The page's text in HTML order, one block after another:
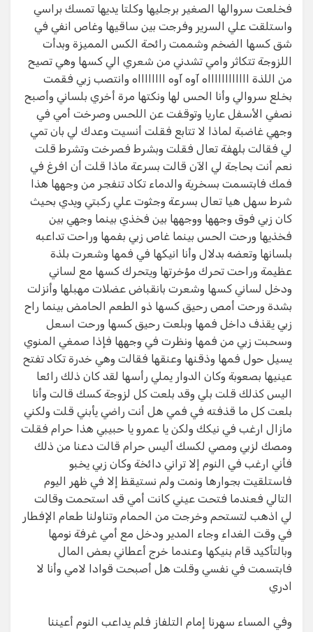
فخلعت سروالها الصغير برجليها وكلتا يديها تمسك براسي
واستلقت علي السرير وفرجت بين ساقيها وغاص انفي في
شق كسها الضخم وشممت رائحة الكس المميزة وبدأت
اللزوجة تتكاثر وامي تشدني من شعري الي كسها وهي تصيح
من اللذة ااااااااااااه آوه آوه ااااااااه وانتصب زبي فقمت
بخلع سروالي وأنا الحس لها ونكتها مرة أخري بلساني وأصبح
نصفي الأسفل عاريا وتوقفت عن اللحس وصرخت أمي في
وجهي غاضبة لماذا لا تتابع فقلت أنسيت وعدك لي بان تمي
لي فقالت بلهفة تعال فقلت وبشرط فصرخت وتشرط قلت
نعم أنت بحاجة لي الآن قالت بسرعة ماذا قلت أن افرغ في
فمك فابتسمت بسخرية والدماء تكاد تنفجر من وجهها هذا
شرط سهل هيا تعال بسرعة وجثوت علي ركبتي ويدي بحيث
كان زبي فوق وجهها ووجهها بين فخذي بينما وجهي بين
فخذيها ورحت الحس بينما غاص زبي بفمها وراحت تداعبه
بلسانها وتعضه بدلال وأنا انيكها في فمها وشعرت بلذة
عظيمة وراحت تحرك مؤخرتها ويتحرك كسها مع لساني
ودخل لساني كسها وشعرت بانقباض عضلات مهبلها وأنزلت
بشدة ورحت أمص رحيق كسها ذو الطعم الحامض بينما راح
زبي يقذف داخل فمها وبلعت رحيق كسها ورحت اسعل
وسحبت زبي من فمها ونظرت في وجهها فإذا صمغي المنوي
يسيل حول فمها وذقنها وعنقها فقالت وهي خدرة تكاد تفتح
عينيها بصعوبة وكان الدوار يملي رأسها لقد كان ذلك رائعا
اليس كذلك قلت بلي وقد بلعت كل لزوجة كسك قالت وأنا
بلعت كل ما قذفته في فمي هل أنت راضي يأبني قلت ولكني
مازال ارغب في نيكك ولكن يا عمرو يا حبيبي هذا حرام فقلت
ومصك لزبي ومصي لكسك أليس حرام قالت دعنا من ذلك
فأني ارغب في النوم إلا تراني دائخة وكان زبي يخبو
فاستلقيت بجوارها ونمت ولم نستيقظ إلا في ظهر اليوم
التالي فعندما فتحت عيني كانت أمي قد استحمت وقالت
لي اذهب لتستحم وخرجت من الحمام وتناولنا طعام الإفطار
في وقت الغداء وجاء المدير ودخل مع أمي غرفة نومها
وبالتأكيد قام بنيكها وعندما خرج أعطاني بعض المال
فابتسمت في نفسي وقلت هل أصبحت قوادا لامي وأنا لا
ادري
وفي المساء سهرنا إمام التلفاز فلم يداعب النوم أعيننا